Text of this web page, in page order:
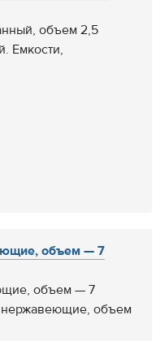
объем 2,5
Емкости,
объем — 7
объем — 7
нержавеющие, объем